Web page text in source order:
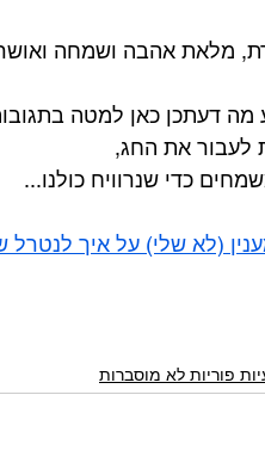
מלאת אהבה ושמחה ואושר
דעתכן כאן למטה
לעבור את החג,
כדי שנרוויח כולנו...
(לא שלי) על איך לנטרל
פוריות לא מוסברות